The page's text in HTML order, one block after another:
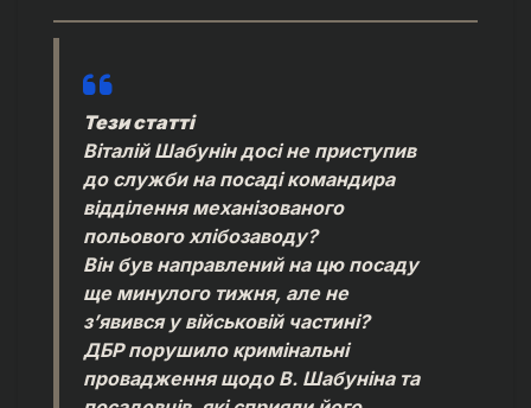
Тези статті
Віталій Шабунін досі не приступив
до служби на посаді командира
відділення механізованого
польового хлібозаводу?
Він був направлений на цю посаду
ще минулого тижня, але не
з’явився у військовій частині?
ДБР порушило кримінальні
провадження щодо В. Шабуніна та